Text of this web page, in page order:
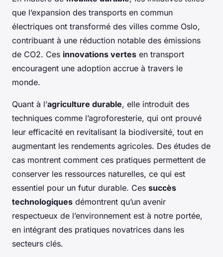
que l’expansion des transports en commun
électriques ont transformé des villes comme Oslo,
contribuant à une réduction notable des émissions
de CO2. Ces innovations vertes en transport
encouragent une adoption accrue à travers le
monde.
Quant à l’agriculture durable, elle introduit des
techniques comme l’agroforesterie, qui ont prouvé
leur efficacité en revitalisant la biodiversité, tout en
augmentant les rendements agricoles. Des études de
cas montrent comment ces pratiques permettent de
conserver les ressources naturelles, ce qui est
essentiel pour un futur durable. Ces succès
technologiques démontrent qu’un avenir
respectueux de l’environnement est à notre portée,
en intégrant des pratiques novatrices dans les
secteurs clés.